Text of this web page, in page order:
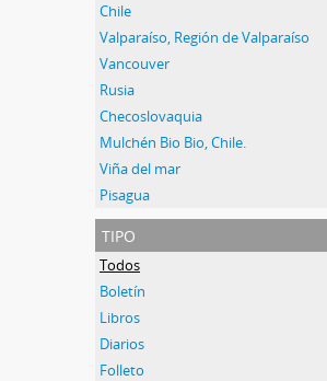
Chile
Valparaíso, Región de Valparaíso
Vancouver
Rusia
Checoslovaquia
Mulchén Bio Bio, Chile.
Viña del mar
Pisagua
tipo
Todos
Boletín
Libros
Diarios
Folleto